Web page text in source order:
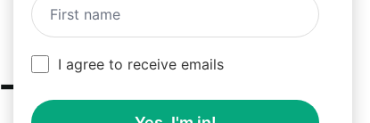
ド
I agree to receive emails